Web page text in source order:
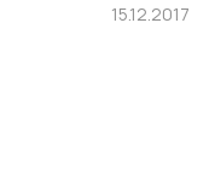
15.12.2017